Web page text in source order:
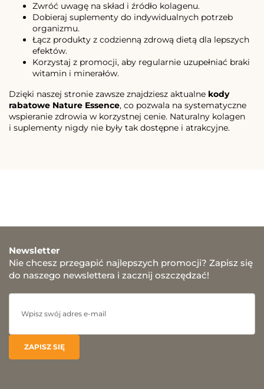
Zwróć uwagę na skład i źródło kolagenu.
Dobieraj suplementy do indywidualnych potrzeb
organizmu.
Łącz produkty z codzienną zdrową dietą dla lepszych
efektów.
Korzystaj z promocji, aby regularnie uzupełniać braki
witamin i minerałów.
Dzięki naszej stronie zawsze znajdziesz aktualne kody
rabatowe Nature Essence, co pozwala na systematyczne
wspieranie zdrowia w korzystnej cenie. Naturalny kolagen
i suplementy nigdy nie były tak dostępne i atrakcyjne.
Newsletter
Nie chcesz przegapić najlepszych promocji? Zapisz się
do naszego newslettera i zacznij oszczędzać!